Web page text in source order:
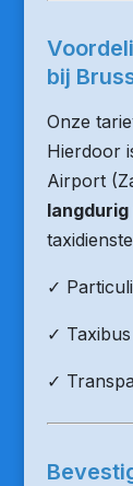
bij
Onze
Hierdoor
Airport
✓
✓
✓